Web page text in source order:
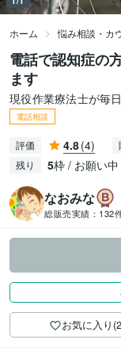
ホーム 悩み相談・カ
電話で認知症の
ます
現役作業療法士が毎
電話相談
評価 4.8(4)
残り 5枠 / お願い中
なおみな
総販売実績： 132
お気に入り